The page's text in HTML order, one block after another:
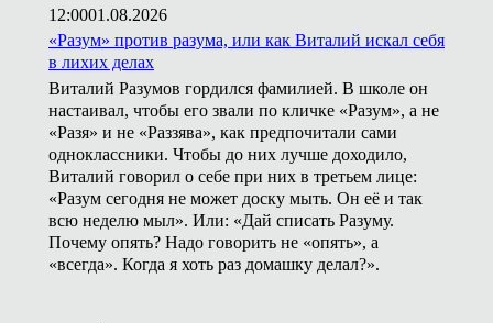
12:0001.08.2026
«Разум» против разума, или как Виталий искал себя
в лихих делах
Виталий Разумов гордился фамилией. В школе он
настаивал, чтобы его звали по кличке «Разум», а не
«Разя» и не «Раззява», как предпочитали сами
одноклассники. Чтобы до них лучше доходило,
Виталий говорил о себе при них в третьем лице:
«Разум сегодня не может доску мыть. Он её и так
всю неделю мыл». Или: «Дай списать Разуму.
Почему опять? Надо говорить не «опять», а
«всегда». Когда я хоть раз домашку делал?».